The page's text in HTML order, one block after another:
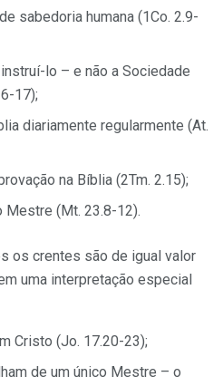
sabedoria humana (1Co. 2.9-
lo – e não a Sociedade
17);
diariamente regularmente (At.
na Bíblia (2Tm. 2.15);
Mestre (Mt. 23.8-12).
os crentes são de igual valor
uma interpretação especial
Cristo (Jo. 17.20-23);
de um único Mestre – o